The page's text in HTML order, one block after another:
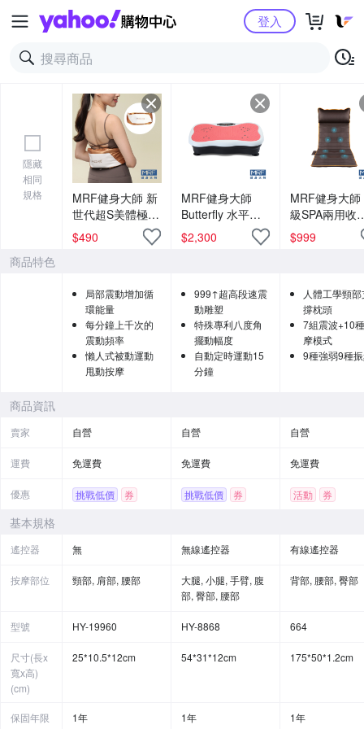
Yahoo購物中心登入
隱藏
相同
規格
MRF健身大師 新
世代超S美體極速
甩動按摩機
$490
MRF健身大師
Butterfly ⽔平垂
直雙律動機
$2,300
MRF健身大師
級SPA兩用收
按摩床
$999
商品特色
局部震動增加循
環能量
每分鐘上千次的
震動頻率
懶人式被動運動
甩動按摩
999↑超高段速震
動雕塑
特殊專利八度角
擺動幅度
自動定時運動15
分鐘
人體工學頸
撐枕頭
7組震波+10
摩模式
9種強弱9種
商品資訊
賣家 自營 自營 自營
運費 免運費 免運費 免運費
優惠 挑戰低價 券 挑戰低價 券 活動 券
基本規格
遙控器 無 無線遙控器 有線遙控器
按摩部位 頸部, 肩部, 腰部
大腿, 小腿, 手臂, 腹
部, 臀部, 腰部
背部, 腰部, 臀部
型號 HY-19960 HY-8868 664
尺寸(長x
寬x高)
(cm)
25*10.5*12cm 54*31*12cm 175*50*1.2cm
保固年限 1年 1年 1年